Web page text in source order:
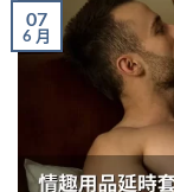
07
6 月